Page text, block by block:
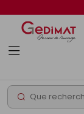
Rechercher